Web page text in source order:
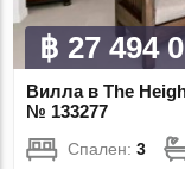
฿ 27 494
Вилла в The
№ 133277
Спален:3